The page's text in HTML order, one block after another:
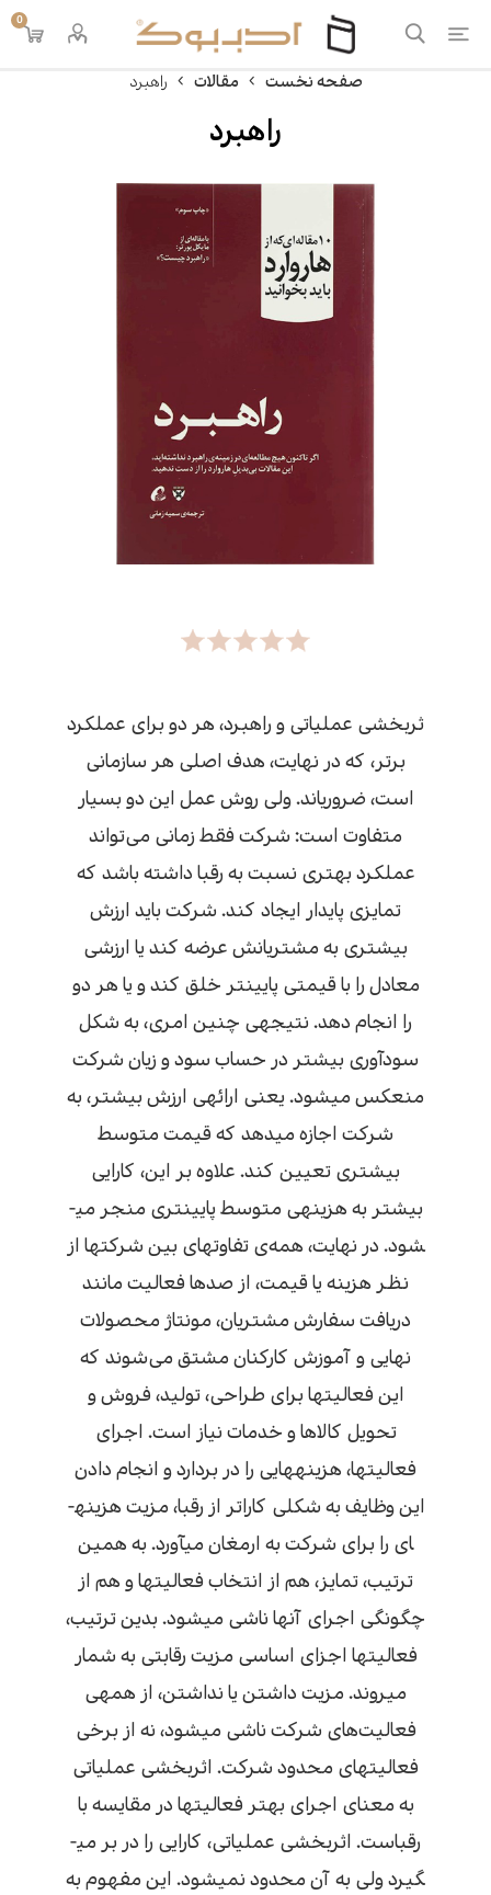
0
صفحه نخست مقالات راهبرد
راهبرد
ثربخشی عملیاتی و راهبرد، هر دو برای عملکرد
برتر، که در نهایت، هدف اصلی هر سازمانی
است، ضروری­اند. ولی روش عمل این دو بسیار
متفاوت است: شرکت فقط زمانی می‌تواند
عملکرد بهتری نسبت به رقبا داشته باشد که
تمایزی پایدار ایجاد کند. شرکت باید ارزش
بیشتری به مشتریانش عرضه کند یا ارزشی
معادل را با قیمتی پایین­تر خلق کند و یا هر دو
را انجام دهد. نتیجه­ی چنین امری، به شکل
سودآوری بیشتر در حساب سود و زیان شرکت
منعکس می­شود. یعنی ارائه­ی ارزش بیشتر، به
شرکت اجازه می­دهد که قیمت متوسط
بیشتری تعیین کند. علاوه بر این، کارایی
بیشتر به هزینه­ی متوسط پایین­تری منجر می­
شود. در نهایت، همه‌ی تفاوت­های بین شرکت­ها از
نظر هزینه یا قیمت، از صدها فعالیت مانند
دریافت سفارش مشتریان، مونتاژ محصولات
نهایی و آموزش کارکنان مشتق می‌شوند که
این فعالیت­ها برای طراحی، تولید، فروش و
تحویل کالاها و خدمات نیاز است. اجرای
فعالیت­ها، هزینه­هایی را در بردارد و انجام دادن
این وظایف به شکلی کاراتر از رقبا، مزیت هزینه­
ای را برای شرکت به ارمغان می­آورد. به همین
ترتیب، تمایز، هم از انتخاب فعالیت­ها و هم از
چگونگی اجرای آنها ناشی می­شود. بدین ترتیب،
فعالیت­ها اجزای اساسی مزیت رقابتی به شمار
می­روند. مزیت داشتن یا نداشتن، از همه­ی
فعالیت‌های شرکت ناشی می­شود، نه از برخی
فعالیت­های محدود شرکت. اثربخشی عملیاتی
به معنای اجرای بهتر فعالیت­ها در مقایسه با
رقباست. اثربخشی عملیاتی، کارایی را در بر می­
گیرد ولی به آن محدود نمی­شود. این مفهوم به